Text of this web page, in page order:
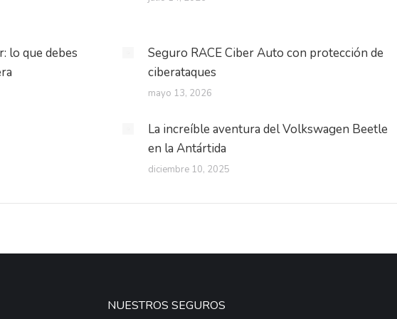
lo que debes
Seguro RACE Ciber Auto con protección de
ciberataques
mayo 13, 2026
La increíble aventura del Volkswagen Beetle
en la Antártida
diciembre 10, 2025
NUESTROS SEGUROS